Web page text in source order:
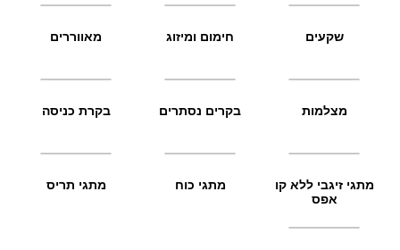
שקעים חימום ומיזוג מאווררים
מצלמות בקרים נסתרים בקרת כניסה
מתגי זיגבי ללא קו
אפס
מתגי כוח מתגי תריס